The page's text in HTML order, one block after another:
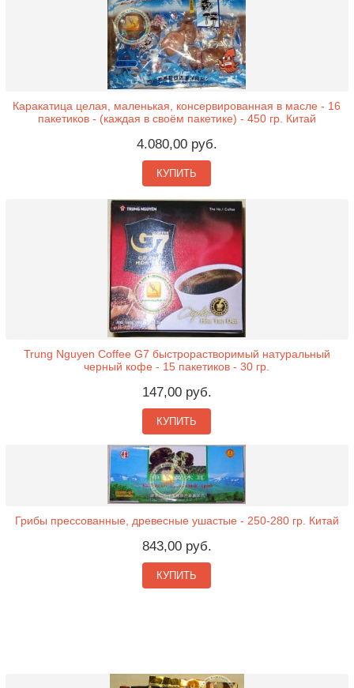
Каракатица целая, маленькая, консервированная в масле - 16
пакетиков - (каждая в своём пакетике) - 450 гр. Китай
4.080,00 руб.
КУПИТЬ
Trung Nguyen Coffee G7 быстрорастворимый натуральный
черный кофе - 15 пакетиков - 30 гр.
147,00 руб.
КУПИТЬ
Грибы прессованные, древесные ушастые - 250-280 гр. Китай
843,00 руб.
КУПИТЬ